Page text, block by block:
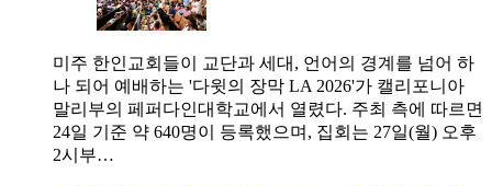
미주 한인교회들이 교단과 세대, 언어의 경계를 넘어 하
나 되어 예배하는 '다윗의 장막 LA 2026'가 캘리포니아
말리부의 페퍼다인대학교에서 열렸다. 주최 측에 따르면
24일 기준 약 640명이 등록했으며, 집회는 27일(월) 오후
2시부…